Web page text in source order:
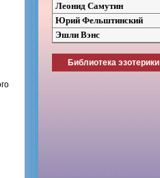
Леонид Самутин
Юрий Фельштинский
Эшли Вэнс
Библиотека эзотерики